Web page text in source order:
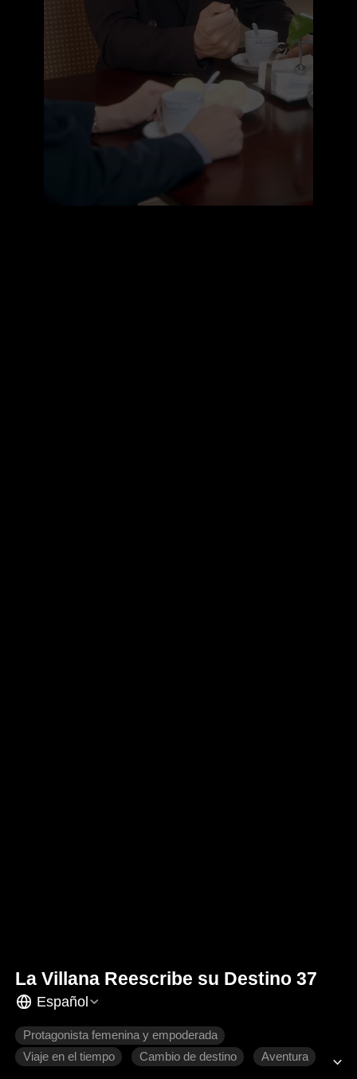
La Villana Reescribe su Destino 37
Español
Protagonista femenina y empoderada
Viaje en el tiempo
Cambio de destino
Aventura